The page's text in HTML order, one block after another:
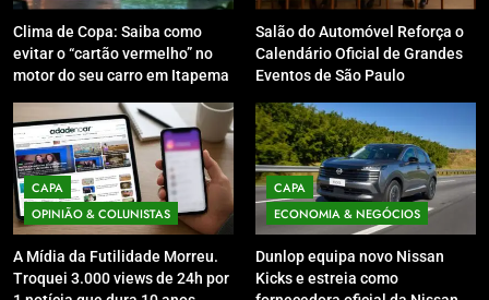
Clima de Copa: Saiba como
evitar o “cartão vermelho” no
motor do seu carro em Itapema
Salão do Automóvel Reforça o
Calendário Oficial de Grandes
Eventos de São Paulo
CAPA
OPINIÃO & COLUNISTAS
A Mídia da Futilidade Morreu.
Troquei 3.000 views de 24h por
CAPA
ECONOMIA & NEGÓCIOS
Dunlop equipa novo Nissan
Kicks e estreia como